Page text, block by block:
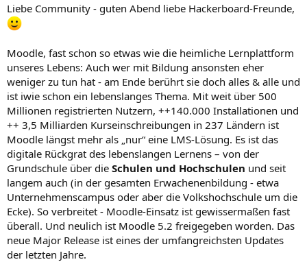
Liebe Community - guten Abend liebe Hackerboard-Freunde,
Moodle, fast schon so etwas wie die heimliche Lernplattform
unseres Lebens: Auch wer mit Bildung ansonsten eher
weniger zu tun hat - am Ende berührt sie doch alles & alle und
ist iwie schon ein lebenslanges Thema. Mit weit über 500
Millionen registrierten Nutzern, ++140.000 Installationen und
++ 3,5 Milliarden Kurseinschreibungen in 237 Ländern ist
Moodle längst mehr als „nur“ eine LMS-Lösung. Es ist das
digitale Rückgrat des lebenslangen Lernens – von der
Grundschule über die Schulen und Hochschulen und seit
langem auch (in der gesamten Erwachenenbildung - etwa
Unternehmenscampus oder aber die Volkshochschule um die
Ecke). So verbreitet - Moodle-Einsatz ist gewissermaßen fast
überall. Und neulich ist Moodle 5.2 freigegeben worden. Das
neue Major Release ist eines der umfangreichsten Updates
der letzten Jahre.